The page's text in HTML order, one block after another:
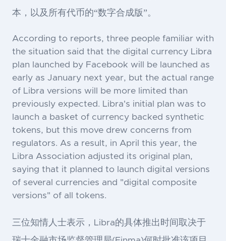
本，以及所有代币的“数字合成版”。
According to reports, three people familiar with
the situation said that the digital currency Libra
plan launched by Facebook will be launched as
early as January next year, but the actual range
of Libra versions will be more limited than
previously expected. Libra's initial plan was to
launch a basket of currency backed synthetic
tokens, but this move drew concerns from
regulators. As a result, in April this year, the
Libra Association adjusted its original plan,
saying that it planned to launch digital versions
of several currencies and "digital composite
versions" of all tokens.
三位知情人士表示，Libra的具体推出时间取决于